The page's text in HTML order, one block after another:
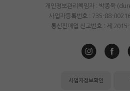
개인정보관리책임자 : 박종욱
사업자등록번호 : 735-88-
통신판매업 신고번호 : 제
사업자정보확인